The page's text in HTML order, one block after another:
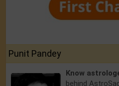
Punit Pandey
Know
behind